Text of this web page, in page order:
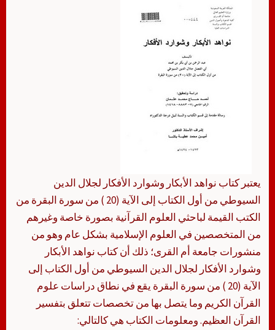
يعتبر كتاب نواهد الأبكار وشوارد الأفكار لجلال الدين
السيوطي من أول الكتاب إلى الآية (20 ) من سورة البقرة من
الكتب القيمة لباحثي العلوم القرآنية بصورة خاصة وغيرهم
من المتخصصين في العلوم الإسلامية بشكل عام وهو من
منشورات جامعة أم القرى؛ ذلك أن كتاب نواهد الأبكار
وشوارد الأفكار لجلال الدين السيوطي من أول الكتاب إلى
الآية (20 ) من سورة البقرة يقع في نطاق دراسات علوم
القرآن الكريم وما يتصل بها من تخصصات تتعلق بتفسير
القرآن العظيم. ومعلومات الكتاب هي كالتالي: